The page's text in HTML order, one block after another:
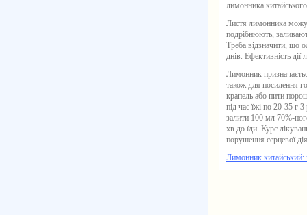
лимонника
Листя лимонника
подрібнюють,
Треба відзначити, що
днів. Ефективність
Лимонник
також для посилення
крапель або пити
під час їжі по 20-35 г
залити 100 мл 70%-
хв до їди. Курс
порушення серцевої
Лимонник китайський: